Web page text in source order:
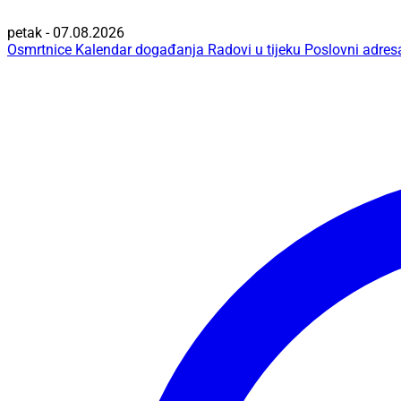
petak - 07.08.2026
Osmrtnice Kalendar događanja Radovi u tijeku Poslovni